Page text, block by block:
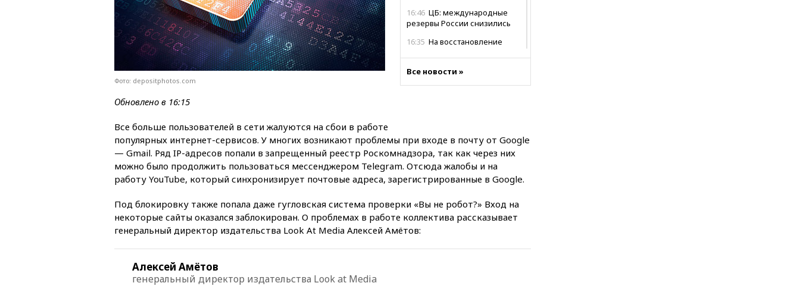
16:46 ЦБ: международные
резервы России снизились
16:35 На восстановление
15:35Два человека погибли
при атаках дронов ВСУ в
Брянской области
зафиксирована вспышка
сальмонеллеза
14:57
размере €800 млрд
Все новости »
Фото: depositphotos.com
Обновлено в 16:15
Все больше пользователей в сети жалуются на сбои в работе
популярных интернет-сервисов. У многих возникают проблемы при входе в почту от Google
— Gmail. Ряд IP-адресов попали в запрещенный реестр Роскомнадзора, так как через них
можно было продолжить пользоваться мессенджером Telegram. Отсюда жалобы и на
работу YouTube, который синхронизирует почтовые адреса, зарегистрированные в Google.
Под блокировку также попала даже гугловская система проверки «Вы не робот?» Вход на
некоторые сайты оказался заблокирован. О проблемах в работе коллектива рассказывает
генеральный директор издательства Look At Media Алексей Амётов:
Алексей Амётов
генеральный директор издательства Look at Media